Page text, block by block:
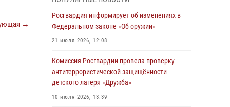
→
Генерал-полковник Юрий Аверин выступил на
смыслов»
03 августа 2026, 17:21
Росгвардия информирует об изменениях в
Федеральном законе «Об оружии»
21 июля 2026, 12:08
Комиссия Росгвардии провела проверку
антитеррористической защищённости
детского лагеря «Дружба»
10 июля 2026, 13:39